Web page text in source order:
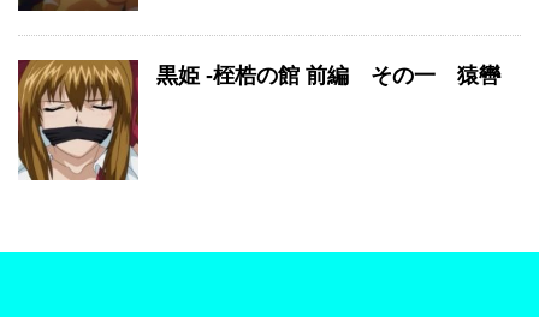
黒姫 -桎梏の館 前編 その一 猿轡